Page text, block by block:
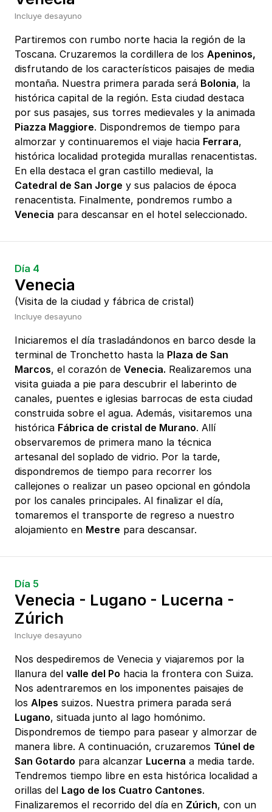
Incluye desayuno
Partiremos con rumbo norte hacia la región de la
Toscana. Cruzaremos la cordillera de los Apeninos,
disfrutando de los característicos paisajes de media
montaña. Nuestra primera parada será Bolonia, la
histórica capital de la región. Esta ciudad destaca
por sus pasajes, sus torres medievales y la animada
Piazza Maggiore. Dispondremos de tiempo para
almorzar y continuaremos el viaje hacia Ferrara,
histórica localidad protegida murallas renacentistas.
En ella destaca el gran castillo medieval, la
Catedral de San Jorge y sus palacios de época
renacentista. Finalmente, pondremos rumbo a
Venecia para descansar en el hotel seleccionado.
Día 4
Venecia
(Visita de la ciudad y fábrica de cristal)
Incluye desayuno
Iniciaremos el día trasladándonos en barco desde la
terminal de Tronchetto hasta la Plaza de San
Marcos, el corazón de Venecia. Realizaremos una
visita guiada a pie para descubrir el laberinto de
canales, puentes e iglesias barrocas de esta ciudad
construida sobre el agua. Además, visitaremos una
histórica Fábrica de cristal de Murano. Allí
observaremos de primera mano la técnica
artesanal del soplado de vidrio. Por la tarde,
dispondremos de tiempo para recorrer los
callejones o realizar un paseo opcional en góndola
por los canales principales. Al finalizar el día,
tomaremos el transporte de regreso a nuestro
alojamiento en Mestre para descansar.
Día 5
Venecia - Lugano - Lucerna -
Zúrich
Incluye desayuno
Nos despediremos de Venecia y viajaremos por la
llanura del valle del Po hacia la frontera con Suiza.
Nos adentraremos en los imponentes paisajes de
los Alpes suizos. Nuestra primera parada será
Lugano, situada junto al lago homónimo.
Dispondremos de tiempo para pasear y almorzar de
manera libre. A continuación, cruzaremos Túnel de
San Gotardo para alcanzar Lucerna a media tarde.
Tendremos tiempo libre en esta histórica localidad a
orillas del Lago de los Cuatro Cantones.
Finalizaremos el recorrido del día en Zúrich, con un